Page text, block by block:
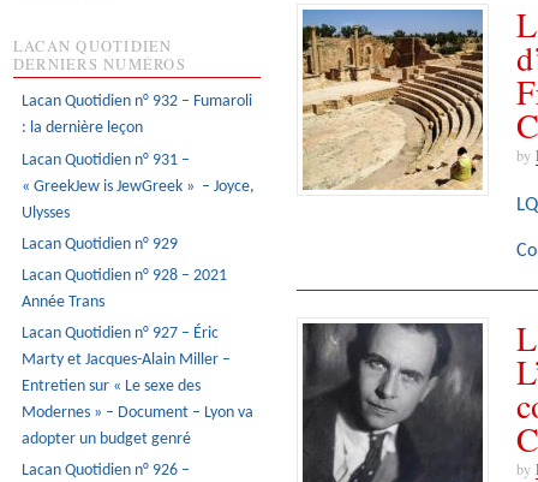
by
by
LACAN QUOTIDIEN
DERNIERS NUMÉROS
Lacan Quotidien n° 932 – Fumaroli
: la dernière leçon
Lacan Quotidien n° 931 –
« GreekJew is JewGreek » – Joyce,
Ulysses
Lacan Quotidien n° 929
Lacan Quotidien n° 928 – 2021
Année Trans
Lacan Quotidien n° 927 – Éric
Marty et Jacques-Alain Miller –
Entretien sur « Le sexe des
Modernes » – Document – Lyon va
adopter un budget genré
Lacan Quotidien n° 926 –